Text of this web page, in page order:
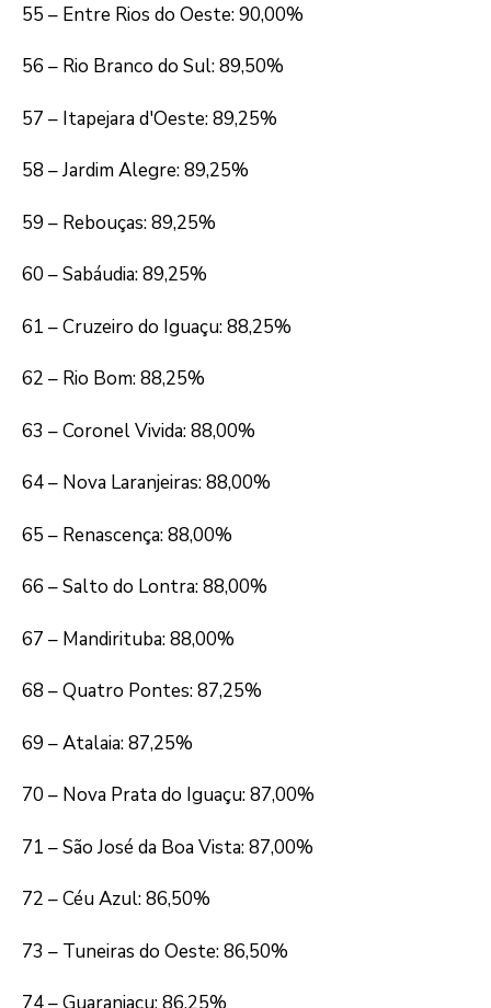
55 – Entre Rios do Oeste: 90,00%
56 – Rio Branco do Sul: 89,50%
57 – Itapejara d'Oeste: 89,25%
58 – Jardim Alegre: 89,25%
59 – Rebouças: 89,25%
60 – Sabáudia: 89,25%
61 – Cruzeiro do Iguaçu: 88,25%
62 – Rio Bom: 88,25%
63 – Coronel Vivida: 88,00%
64 – Nova Laranjeiras: 88,00%
65 – Renascença: 88,00%
66 – Salto do Lontra: 88,00%
67 – Mandirituba: 88,00%
68 – Quatro Pontes: 87,25%
69 – Atalaia: 87,25%
70 – Nova Prata do Iguaçu: 87,00%
71 – São José da Boa Vista: 87,00%
72 – Céu Azul: 86,50%
73 – Tuneiras do Oeste: 86,50%